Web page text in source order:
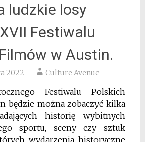
ludzkie losy
Festiwalu
w Austin.
2022 Culture Avenue
Festiwalu Polskich
będzie można zobaczyć kilka
historię wybitnych
sportu, sceny czy sztuk